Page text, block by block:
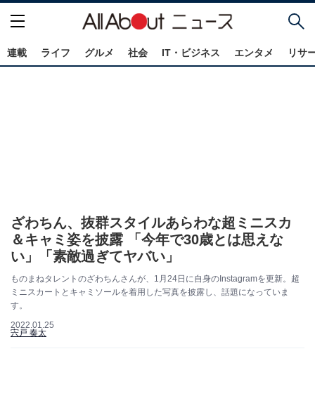
連載 ライフ グルメ 社会 IT・ビジネス エンタメ リサ
ざわちん、抜群スタイルあらわな超ミニスカ
＆キャミ姿を披露 「今年で30歳とは思えな
い」「素敵過ぎてヤバい」
ものまねタレントのざわちんさんが、1月24日に自身のInstagramを更新。超
ミニスカートとキャミソールを着用した写真を披露し、話題になっていま
す。
2022.01.25
宍戸 奏太